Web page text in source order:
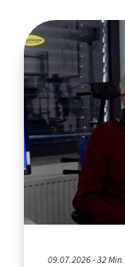
09.07.2026 - 32 Min.